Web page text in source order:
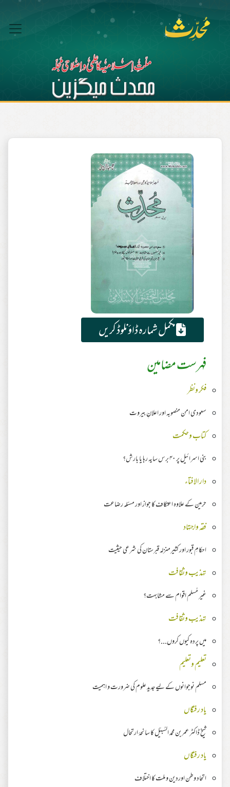
مکمل شمارہ ڈاؤنلوڈ کریں
فہرست مضامین
فکر ونظر
سعودی امن منصوبہ اور اعلانِ بیروت
کتاب وحکمت
بنی اسرائیل پر ۴۰ برس سایہ رہا یا بارش؟
دار الافتاء
حرمین کے علاوہ اعتکاف کا جواز اور مسئلہ رضاعت
فقہ واجتہاد
احکامِ قبور اور کثیرمنزلہ قبرستان کی شرعی حیثیت
تہذیب وثقافت
غیر مُسلم اقوام سے مشابہت؟
تہذیب وثقافت
میں پردہ کیوں کروں...؟
تعلیم وتعلیم
مسلم نوجوانوں کے لیے جدید علوم کی ضرورت و اہمیت
یاد رفتگاں
شیخ ڈاکٹر عمربن محمد السُبیّل کا سانحہٴ ارتحال
یاد رفتگاں
اتحاد وطن اوردین و ملت کا اختلاف